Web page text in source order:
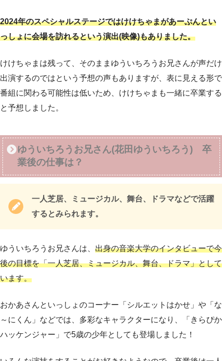
2024年のスペシャルステージではけけちゃまがあーぷんとい
っしょに会場を訪れるという演出(映像)もありました。
けけちゃまは残って、そのままゆういちろうお兄さんが声だけ
出演するのではという予想の声もありますが、表に見える形で
番組に関わる可能性は低いため、けけちゃまも一緒に卒業する
と予想しました。
ゆういちろうお兄さん(花田ゆういちろう) 卒
業後の仕事は？
一人芝居、ミュージカル、舞台、ドラマなどで活躍
するとみられます。
ゆういちろうお兄さんは、 出身の音楽大学のインタビューで今
後の目標を「一人芝居、ミュージカル、舞台、ドラマ」として
います。
おかあさんといっしょのコーナー「シルエットはかせ」や「な
～にくん」などでは、多彩なキャラクターになり、「きらぴか
ハッケンジャー」で5歳の少年としても登場しました！